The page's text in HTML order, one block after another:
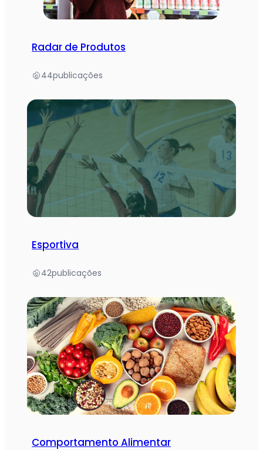
Radar de Produtos
44publicações
Esportiva
42publicações
Comportamento Alimentar